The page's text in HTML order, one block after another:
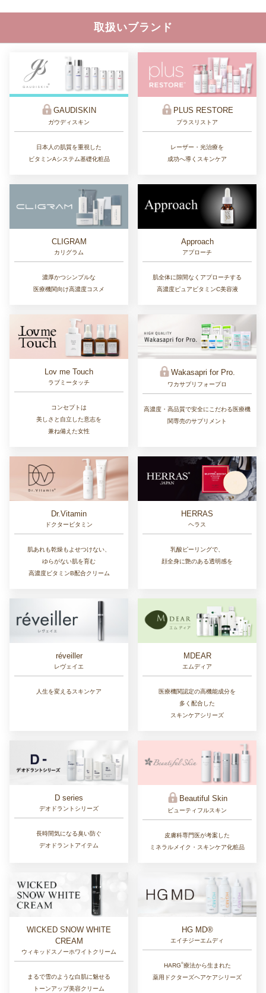
取扱いブランド
GAUDISKIN
ガウディスキン
日本人の肌質を重視した
ビタミンAシステム基礎化粧品
PLUS RESTORE
プラスリストア
レーザー・光治療を
成功へ導くスキンケア
CLIGRAM
カリグラム
濃厚かつシンプルな
医療機関向け高濃度コスメ
Approach
アプローチ
肌全体に隙間なくアプローチする
高濃度ピュアビタミンC美容液
Lov me Touch
ラブミータッチ
コンセプトは
美しさと自立した意志を
兼ね備えた女性
Wakasapri for Pro.
ワカサプリフォープロ
高濃度・高品質で安全にこだわる医療機
関専売のサプリメント
Dr.Vitamin
ドクタービタミン
肌あれも乾燥もよせつけない、
ゆらがない肌を育む
高濃度ビタミンB配合クリーム
HERRAS
ヘラス
乳酸ピーリングで、
顔全身に艶のある透明感を
réveiller
レヴェイエ
人生を変えるスキンケア
MDEAR
エムディア
医療機関認定の高機能成分を
多く配合した
スキンケアシリーズ
D series
デオドラントシリーズ
長時間気になる臭い防ぐ
デオドラントアイテム
Beautiful Skin
ビューティフルスキン
皮膚科専門医が考案した
ミネラルメイク・スキンケア化粧品
WICKED SNOW WHITE
CREAM
ウィキッドスノーホワイトクリーム
まるで雪のような白肌に魅せる
トーンアップ美容クリーム
HG MD®
エイチジーエムディ
HARG®︎療法から生まれた
薬用ドクターズヘアケアシリーズ